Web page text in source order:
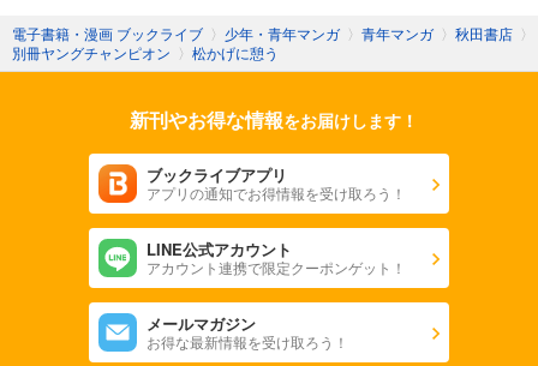
電子書籍・漫画 ブックライブ 〉 少年・青年マンガ 〉 青年マンガ 〉 秋田書店 〉
別冊ヤングチャンピオン 〉 松かげに憩う
新刊やお得な情報をお届けします！
ブックライブアプリ
アプリの通知でお得情報を受け取ろう！
LINE公式アカウント
アカウント連携で限定クーポンゲット！
メールマガジン
お得な最新情報を受け取ろう！